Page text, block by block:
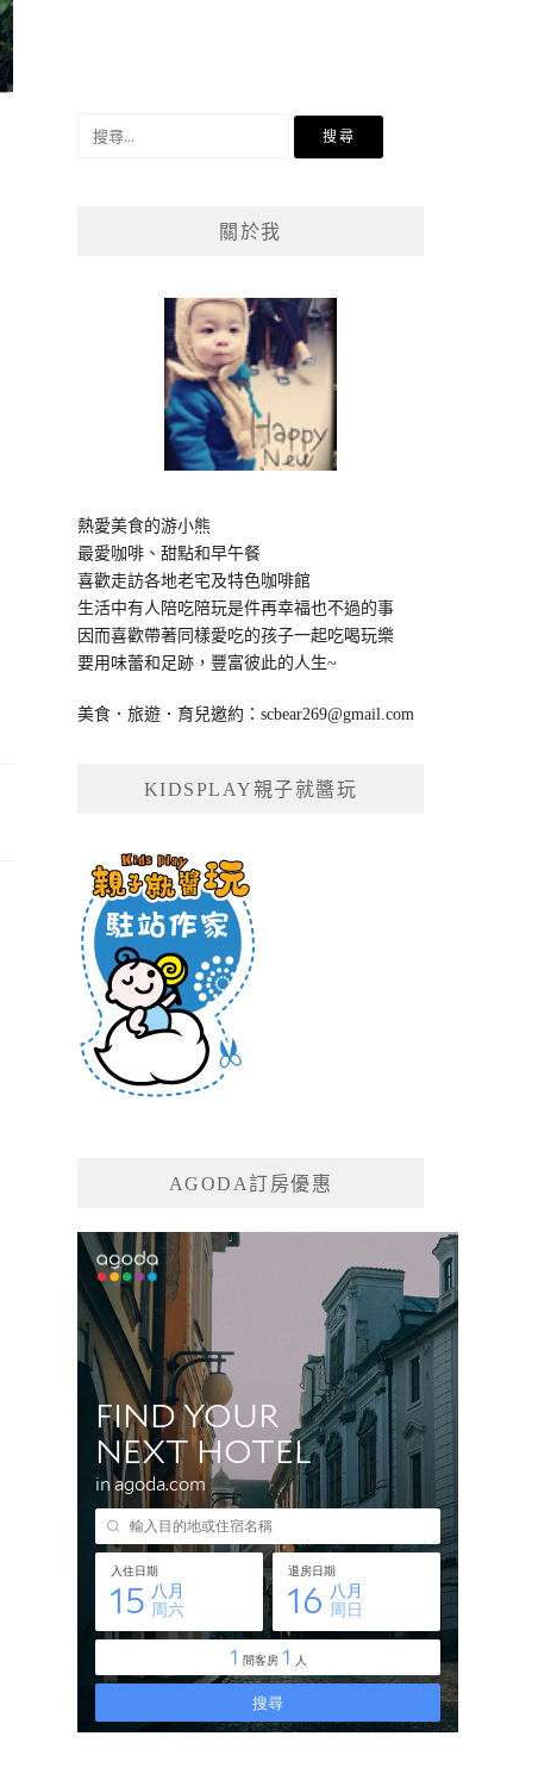
關於我
熱愛美食的游小熊
最愛咖啡、甜點和早午餐
喜歡走訪各地老宅及特色咖啡館
生活中有人陪吃陪玩是件再幸福也不過的事
因而喜歡帶著同樣愛吃的孩子一起吃喝玩樂
要用味蕾和足跡，豐富彼此的人生~
美食．旅遊．育兒邀約：scbear269@gmail.com
KIDSPLAY親子就醬玩
AGODA訂房優惠